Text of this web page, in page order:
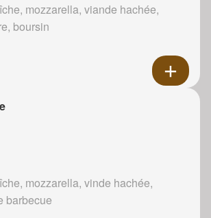
mozzarella, viande hachée,
boursin
mozzarella, vinde hachée,
barbecue